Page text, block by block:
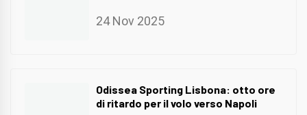
24 Nov 2025
Odissea Sporting Lisbona: otto ore
di ritardo per il volo verso Napoli